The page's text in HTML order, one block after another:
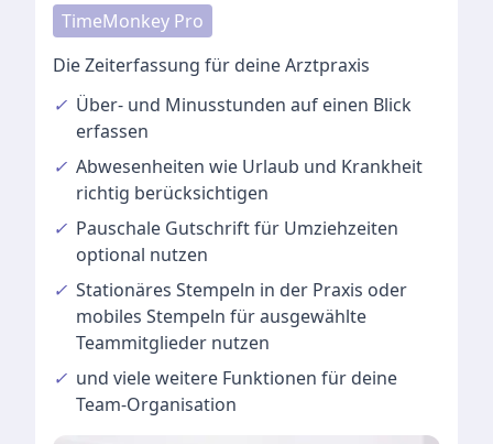
TimeMonkey Pro
Die Zeiterfassung für deine Arztpraxis
✓ Über- und Minusstunden auf einen Blick
erfassen
✓ Abwesenheiten wie Urlaub und Krankheit
richtig berücksichtigen
✓ Pauschale Gutschriftfür Umziehzeiten
optional nutzen
✓ Stationäres Stempeln in der Praxis oder
mobiles Stempeln für ausgewählte
Teammitglieder nutzen
✓ und vieleweitere Funktionen für deine
Team-Organisation